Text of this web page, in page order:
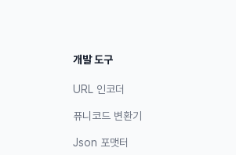
개발 도구
URL 인코더
퓨니코드 변환기
Json 포맷터